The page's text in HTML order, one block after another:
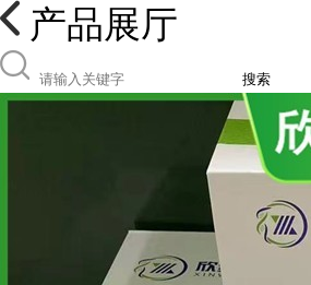
产品展厅
搜索